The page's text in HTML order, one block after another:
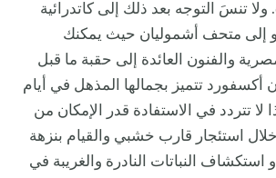
تنسَ التوجه بعد ذلك إلى كاتدرائية
متحف أشموليان حيث يمكنك
والفنون العائدة إلى حقبة ما قبل
أن أكسفورد تتميز بجمالها المذهل في أيام
تتردد في الاستفادة قدر الإمكان من
استئجار قارب خشبي والقيام بنزهة
النباتات النادرة والغريبة في